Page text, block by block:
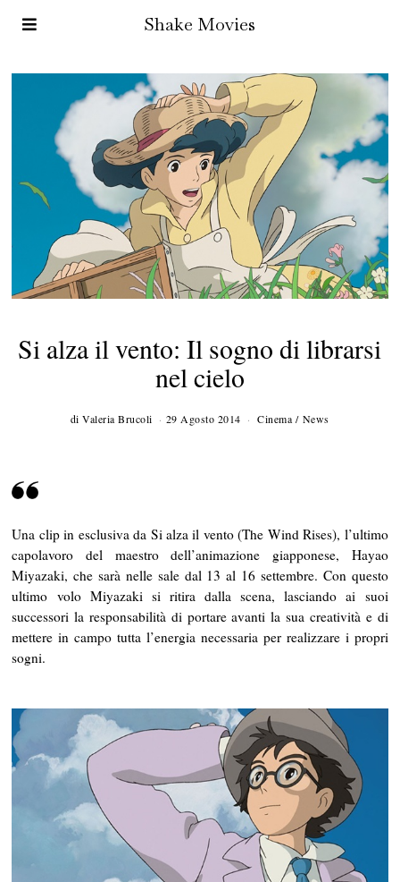
Shake Movies
Si alza il vento: Il sogno di librarsi
nel cielo
diValeria Brucoli 29 Agosto 2014
e
0
1
Cinema / News
Una clip in esclusiva da Si alza il vento (The Wind Rises), l’ultimo
capolavoro del maestro dell’animazione giapponese, Hayao
Miyazaki, che sarà nelle sale dal 13 al 16 settembre. Con questo
ultimo volo Miyazaki si ritira dalla scena, lasciando ai suoi
successori la responsabilità di portare avanti la sua creatività e di
mettere in campo tutta l’energia necessaria per realizzare i propri
sogni.